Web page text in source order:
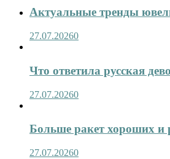
Актуальные тренды
27.07.20260
Что ответила русская
27.07.20260
Больше ракет хороших и
27.07.20260